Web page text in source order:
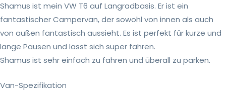
Shamus ist mein VW T6 auf Langradbasis. Er ist ein
fantastischer Campervan, der sowohl von innen als auch
von außen fantastisch aussieht. Es ist perfekt für kurze und
lange Pausen und lässt sich super fahren.
Shamus ist sehr einfach zu fahren und überall zu parken.
Van-Spezifikation